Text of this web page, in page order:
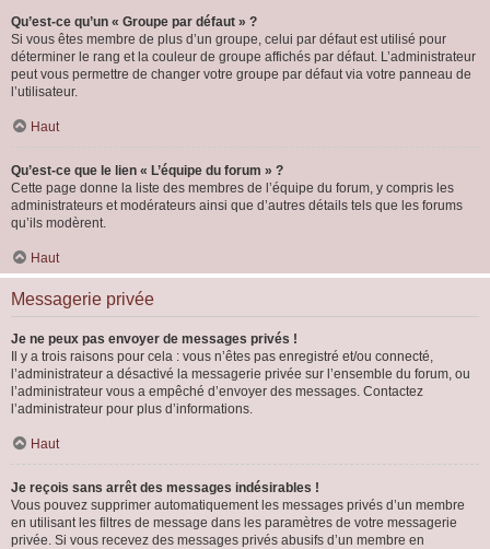
Qu’est-ce qu’un « Groupe par défaut » ?
Si vous êtes membre de plus d’un groupe, celui par défaut est utilisé pour
déterminer le rang et la couleur de groupe affichés par défaut. L’administrateur
peut vous permettre de changer votre groupe par défaut via votre panneau de
l’utilisateur.
Haut
Qu’est-ce que le lien « L’équipe du forum » ?
Cette page donne la liste des membres de l’équipe du forum, y compris les
administrateurs et modérateurs ainsi que d’autres détails tels que les forums
qu’ils modèrent.
Haut
Messagerie privée
Je ne peux pas envoyer de messages privés !
Il y a trois raisons pour cela : vous n’êtes pas enregistré et/ou connecté,
l’administrateur a désactivé la messagerie privée sur l’ensemble du forum, ou
l’administrateur vous a empêché d’envoyer des messages. Contactez
l’administrateur pour plus d’informations.
Haut
Je reçois sans arrêt des messages indésirables !
Vous pouvez supprimer automatiquement les messages privés d’un membre
en utilisant les filtres de message dans les paramètres de votre messagerie
privée. Si vous recevez des messages privés abusifs d’un membre en